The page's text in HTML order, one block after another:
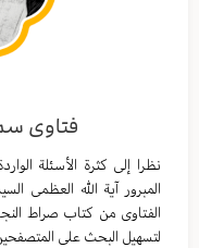
فتاوى
نظرا إلى كثرة الأسئلة
المبرور آية الله العظمى
الفتاوى من كتاب صراط
لتسهيل البحث على